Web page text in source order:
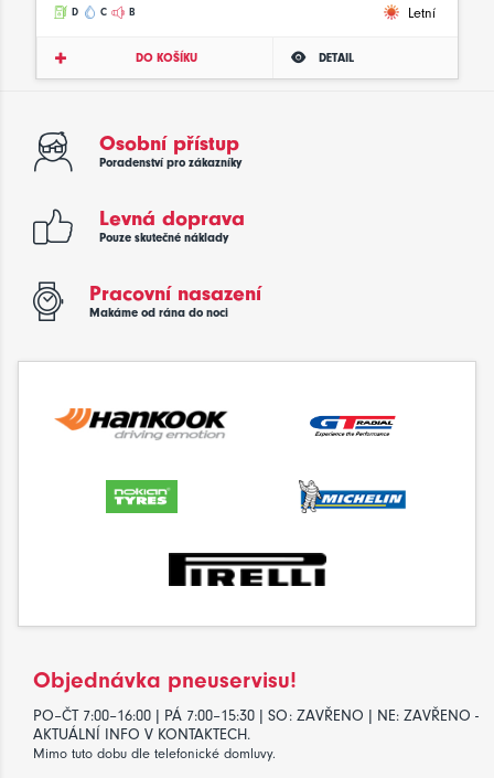
D C B Letní
DO KOŠÍKU DETAIL
Osobní přístup
Poradenství pro zákazníky
Levná doprava
Pouze skutečné náklady
Pracovní nasazení
Makáme od rána do noci
Objednávka pneuservisu!
PO–ČT 7:00–16:00 | PÁ 7:00–15:30 | SO: ZAVŘENO | NE: ZAVŘENO -
AKTUÁLNÍ INFO V KONTAKTECH.
Mimo tuto dobu dle telefonické domluvy.